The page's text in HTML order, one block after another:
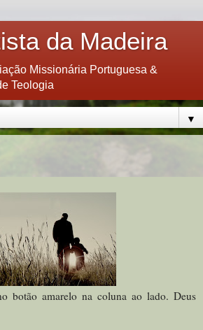
da Madeira
Missionária Portuguesa &
Teologia
▼
botão amarelo na coluna ao lado. Deus